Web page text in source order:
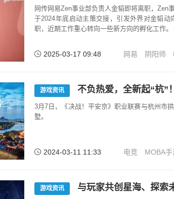
网传网易Zen事业部负责人金韬即将离职，Zen
于2024年底启动主策交接，引发外界对金韬
职，近期工作重心转向一些新方向的孵化工作。
2025-03-17 09:48 网易 阴阳师
游戏资讯 不负热爱，全新起“杭”
3月7日，《决战！平安京》职业联赛与杭州市
墅。
2024-03-11 11:33 电竞 MOBA手
游戏资讯 与玩家共创星海、探